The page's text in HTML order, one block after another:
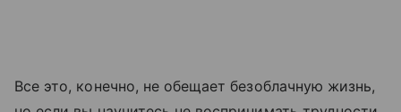
Все это, конечно, не обещает безоблачную жизнь,